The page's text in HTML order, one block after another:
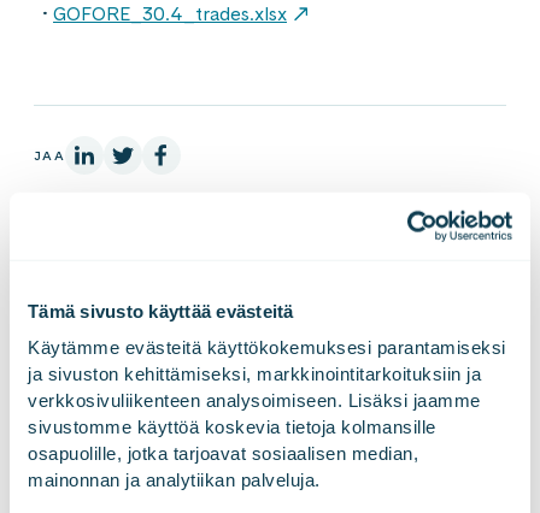
Tämä sivusto käyttää evästeitä
Käytämme evästeitä käyttökokemuksesi parantamiseksi
ja sivuston kehittämiseksi, markkinointitarkoituksiin ja
verkkosivuliikenteen analysoimiseen. Lisäksi jaamme
sivustomme käyttöä koskevia tietoja kolmansille
osapuolille, jotka tarjoavat sosiaalisen median,
mainonnan ja analytiikan palveluja.
GOFORE_30.4_trades.xlsx
JAA LinkedInissä
X:ssäFacebookissa
Tilaa tiedotteemme!